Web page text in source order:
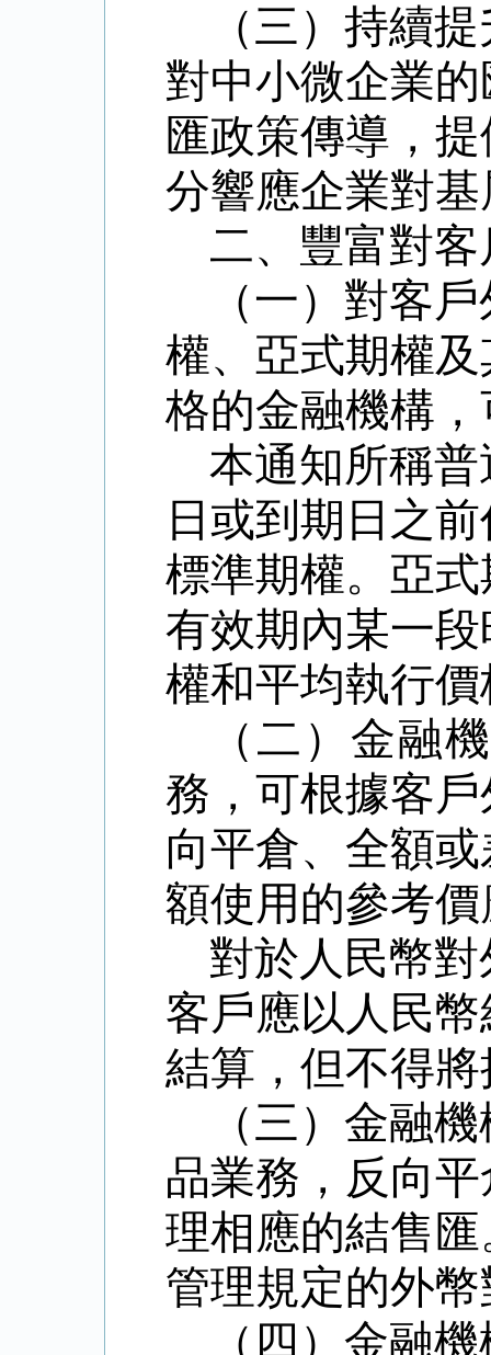
（三）持續
對中小微企業
匯政策傳導，
分響應企業對
二、豐富對
（一）對客
權、亞式期權
格的金融機構
本通知所稱
日或到期日之
標準期權。亞
有效期內某一
權和平均執行
（二）金融
務，可根據客
向平倉、全額
額使用的參考
對於人民幣
客戶應以人民
結算，但不得
（三） 金融
品業務， 反向
理相應的結售匯
管理規定的外
（四） 金融